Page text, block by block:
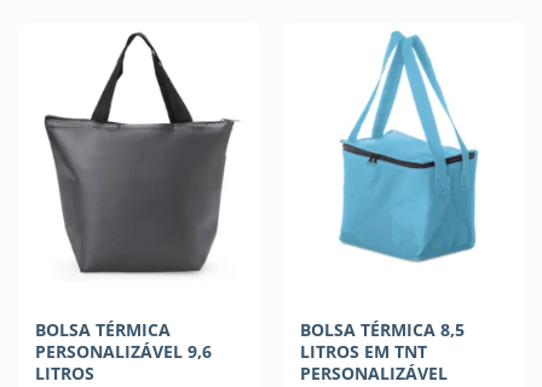
BOLSA TÉRMICA
PERSONALIZÁVEL 9,6
LITROS
BOLSA TÉRMICA 8,5
LITROS EM TNT
PERSONALIZÁVEL